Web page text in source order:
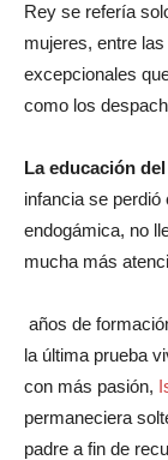
Rey se refería
mujeres, entre
excepcionales
como los
La educación
infancia se perdió
endogámica, no
mucha más
años de
la última prueba
con más pasión,
permaneciera
padre a fin de